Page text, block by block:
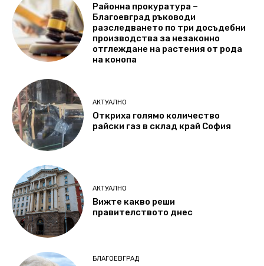
Районна прокуратура –
Благоевград ръководи
разследването по три досъдебни
производства за незаконно
отглеждане на растения от рода
на конопа
АКТУАЛНО
Откриха голямо количество
райски газ в склад край София
АКТУАЛНО
Вижте какво реши
правителството днес
БЛАГОЕВГРАД